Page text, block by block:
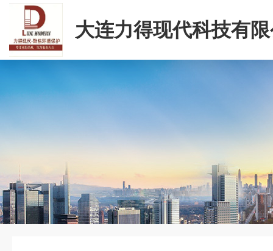
大连力得现代科技有